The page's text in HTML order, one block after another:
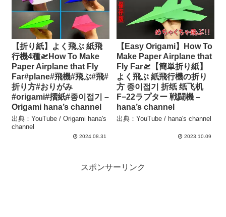
【折り紙】よく飛ぶ 紙飛
行機4種🛫How To Make
Paper Airplane that Fly
Far#plane#飛機#飛ぶ#飛#
折り方#おりがみ
#origami#摺紙#종이접기 –
Origami hana’s channel
出典：YouTube / Origami hana's
channel
2024.08.31
【Easy Origami】How To
Make Paper Airplane that
Fly Far🛫【簡単折り紙】
よく飛ぶ 紙飛行機の折り
方 종이접기 折纸 纸飞机
F−22ラプター 戦闘機 –
hana’s channel
出典：YouTube / hana's channel
2023.10.09
スポンサーリンク